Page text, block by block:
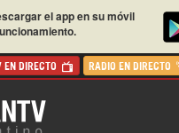
el app en su móvil
EN DIRECTO RADIO EN DIRECTO